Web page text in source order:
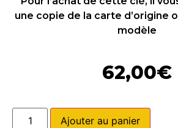
une copie de la carte d’origine
modèle
62,00€
Ajouter au panier